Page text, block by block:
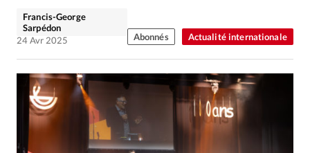
Actualité internationale
Francis-George
Sarpédon
24 Avr 2025
Abonnés